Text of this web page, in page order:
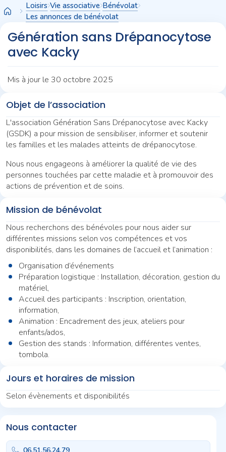
Loisirs Vie associative Bénévolat
Les annonces de bénévolat
Génération sans Drépanocytose
avec Kacky
Mis à jour le 30 octobre 2025
Objet de l’association
L'association Génération Sans Drépanocytose avec Kacky
(GSDK) a pour mission de sensibiliser, informer et soutenir
les familles et les malades atteints de drépanocytose.
Nous nous engageons à améliorer la qualité de vie des
personnes touchées par cette maladie et à promouvoir des
actions de prévention et de soins.
Mission de bénévolat
Nous recherchons des bénévoles pour nous aider sur
différentes missions selon vos compétences et vos
disponibilités, dans les domaines de l’accueil et l’animation :
Organisation d’événements
Préparation logistique : Installation, décoration, gestion du
matériel,
Accueil des participants : Inscription, orientation,
information,
Animation : Encadrement des jeux, ateliers pour
enfants/ados,
Gestion des stands : Information, différentes ventes,
tombola.
Jours et horaires de mission
Selon évènements et disponibilités
Nous contacter
06.51.56.24.79
Panneau de gestion des cookies